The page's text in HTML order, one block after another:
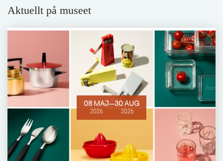
Aktuellt på museet
08 MAJ
2026
─30 AUG
2026